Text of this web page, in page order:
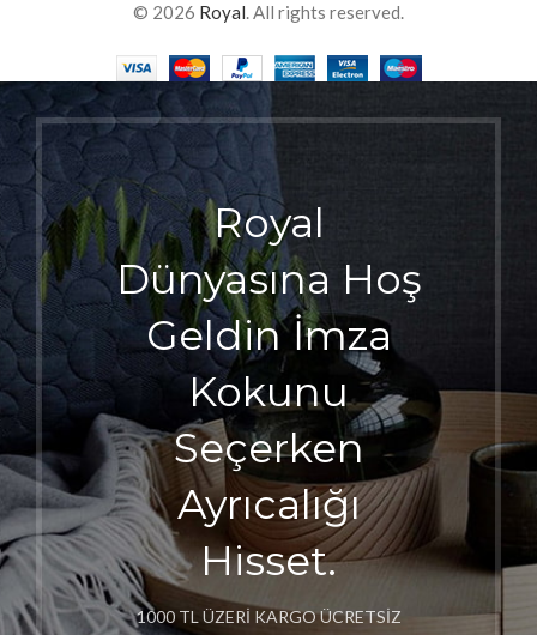
© 2026 Royal. All rights reserved.
Royal
Dünyasına Hoş
Geldin İmza
Kokunu
Seçerken
Ayrıcalığı
Hisset.
1000 TL ÜZERİ KARGO ÜCRETSİZ